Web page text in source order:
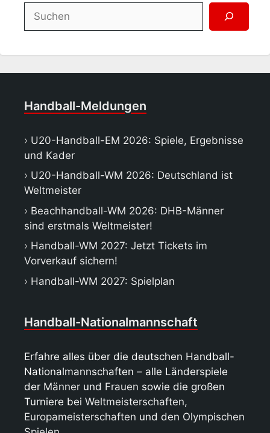
Handball-Meldungen
U20-Handball-EM 2026: Spiele, Ergebnisse
und Kader
U20-Handball-WM 2026: Deutschland ist
Weltmeister
Beachhandball-WM 2026: DHB-Männer
sind erstmals Weltmeister!
Handball-WM 2027: Jetzt Tickets im
Vorverkauf sichern!
Handball-WM 2027: Spielplan
Handball-Nationalmannschaft
Erfahre alles über die deutschen Handball-
Nationalmannschaften – alle Länderspiele
der Männer und Frauen sowie die großen
Turniere bei Weltmeisterschaften,
Europameisterschaften und den Olympischen